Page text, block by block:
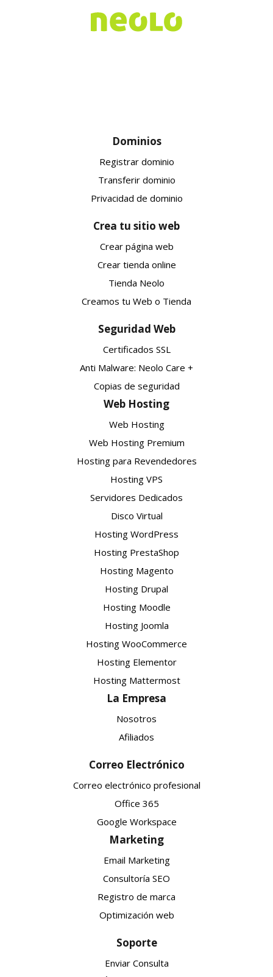
Dominios
Registrar dominio
Transferir dominio
Privacidad de dominio
Crea tu sitio web
Crear página web
Crear tienda online
Tienda Neolo
Creamos tu Web o Tienda
Seguridad Web
Certificados SSL
Anti Malware: Neolo Care +
Copias de seguridad
Web Hosting
Web Hosting
Web Hosting Premium
Hosting para Revendedores
Hosting VPS
Servidores Dedicados
Disco Virtual
Hosting WordPress
Hosting PrestaShop
Hosting Magento
Hosting Drupal
Hosting Moodle
Hosting Joomla
Hosting WooCommerce
Hosting Elementor
Hosting Mattermost
La Empresa
Nosotros
Afiliados
Correo Electrónico
Correo electrónico profesional
Office 365
Google Workspace
Marketing
Email Marketing
Consultoría SEO
Registro de marca
Optimización web
Soporte
Enviar Consulta